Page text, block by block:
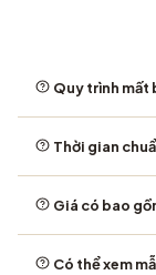
Quy trình mất
Thời gian
Giá có bao
Có thể xem